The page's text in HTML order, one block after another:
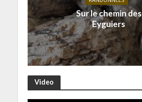
Sur le chemin des
Eyguiers
Video